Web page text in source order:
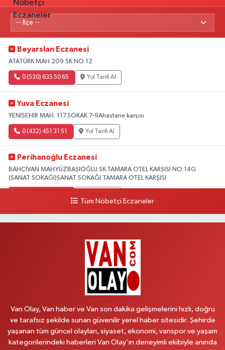
Beyarslan Eczanesi
ATATÜRK MAH.209 SK.NO:12
0 (530) 635 50 65 Yol Tarifi Al
Yuva Eczanesi
YENİŞEHİR MAH. 117.SOKAK 7-9Ahastane karşısı
0 (432) 451 31 51 Yol Tarifi Al
Perihanoğlu Eczanesi
BAHÇİVAN MAH.YÜZBAŞIOĞLU SK.TAMARA OTEL KARŞISI NO:14G
(SANAT SOKAĞI)SANAT SOKAĞI TAMARA OTEL KARŞISI
Yol Tarifi Al
BEYAZIT MAH.ZEYLAN CADDESİ OKYANUS GİYİM YANI NO:1
Afşar Eczanesi
Kazım Karabekir cad.Eski Araştırma Hastanesi karşısı (kent park karşısı )
Tüm Nöbetçi Eczaneler
Van Olay, Van haber ve Van son dakika gelişmelerini hızlı, doğru
ve tarafsız şekilde sunan güvenilir yerel haber sitesidir. Şehirde
yaşanan tüm güncel olayları, siyaset, ekonomi, vanspor ve yaşam
kategorilerindeki haberleri Van Olay’ın deneyimli ekibiyle anında